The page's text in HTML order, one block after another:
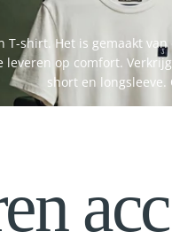
T-shirt. Het is gemaakt
op comfort.
short en